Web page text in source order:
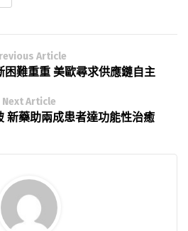
Article
困難重重 美歐尋求供應鏈自主
Next Article
新藥助兩成患者達功能性治癒